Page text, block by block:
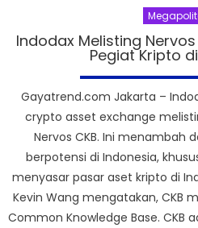
Indodax Melisting
Pegiat Kripto
Gayatrend.com Jakarta –
crypto asset exchange
Nervos CKB. Ini menambah
berpotensi di Indonesia,
menyasar pasar aset kripto di
Kevin Wang mengatakan, CKB
Common Knowledge Base. CKB